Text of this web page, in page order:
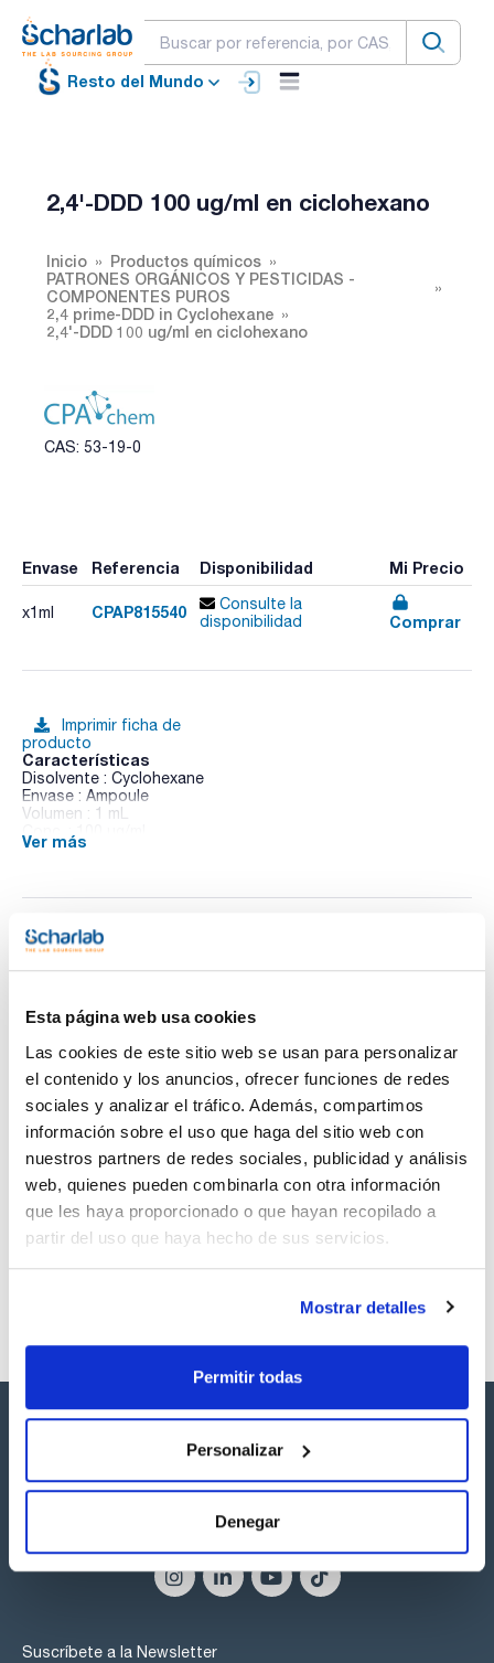
Esta página web usa cookies
Las cookies de este sitio web se usan para personalizar
el contenido y los anuncios, ofrecer funciones de redes
sociales y analizar el tráfico. Además, compartimos
información sobre el uso que haga del sitio web con
nuestros partners de redes sociales, publicidad y análisis
web, quienes pueden combinarla con otra información
que les haya proporcionado o que hayan recopilado a
partir del uso que haya hecho de sus servicios.
Mostrar detalles
Permitir todas
Personalizar
Denegar
Resto del Mundo
2,4'-DDD 100 ug/ml en ciclohexano
Inicio
Productos químicos
PATRONES ORGÁNICOS Y PESTICIDAS -
COMPONENTES PUROS
2,4 prime-DDD in Cyclohexane
2,4'-DDD 100 ug/ml en ciclohexano
CAS: 53-19-0
Envase Referencia Disponibilidad Mi Precio
x1ml CPAP815540
Consulte la
disponibilidad
Comprar
Imprimir ficha de
producto
Características
Disolvente : Cyclohexane
Envase : Ampoule
Volumen : 1 mL
CAS : [53-19-0]
Ver más
Documentación técnica
Regístrate para
descargas
descargas
SDS/ Hoja de seguridad
Regístrate para
descargas
Los productos marcados con esta imagen son
listos para una entrega inmediata.
Síguenos:
Suscríbete a la Newsletter